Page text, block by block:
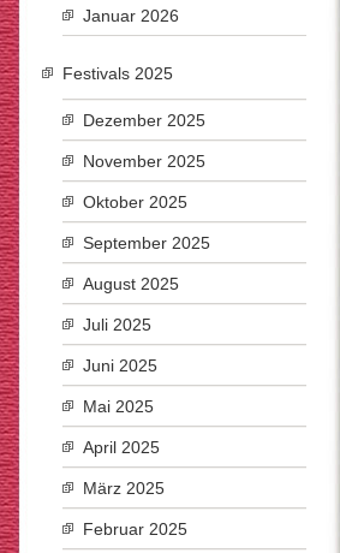
Januar 2026
Festivals 2025
Dezember 2025
November 2025
Oktober 2025
September 2025
August 2025
Juli 2025
Juni 2025
Mai 2025
April 2025
März 2025
Februar 2025